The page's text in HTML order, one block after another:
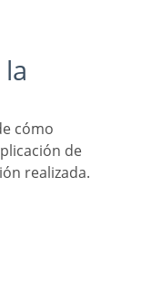
de
realizada.